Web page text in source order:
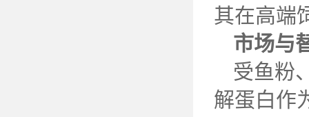
其在高端
市场与
受鱼粉
解蛋白作